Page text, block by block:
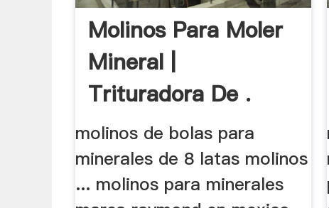
Molinos Para Moler
Mineral |
Trituradora De .
molinos de bolas para
minerales de 8 latas molinos
... molinos para minerales